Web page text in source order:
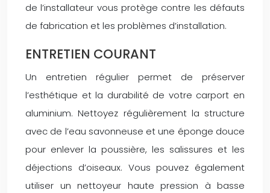
de l’installateur vous protège contre les défauts
de fabrication et les problèmes d’installation.
ENTRETIEN COURANT
Un entretien régulier permet de préserver
l’esthétique et la durabilité de votre carport en
aluminium. Nettoyez régulièrement la structure
avec de l’eau savonneuse et une éponge douce
pour enlever la poussière, les salissures et les
déjections d’oiseaux. Vous pouvez également
utiliser un nettoyeur haute pression à basse